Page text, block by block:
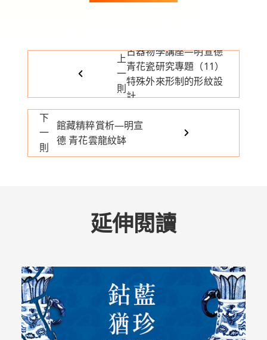
上
一
則
古器物學講座—明宣德
青花瓷研究專題（11）
特殊外來形制的形紋設
計
下
一
則
館藏精粹賞析—明宣
德 青花雲龍紋缽
延伸閱讀